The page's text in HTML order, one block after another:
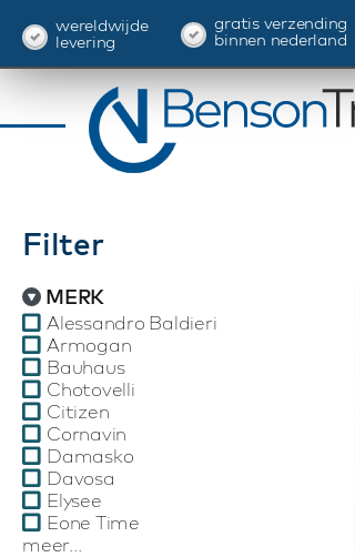
wereldwijde
levering
gratis verzending
binnen nederland
Filter
MERK
Alessandro Baldieri
Armogan
Bauhaus
Chotovelli
Citizen
Cornavin
Damasko
Davosa
Elysee
Eone Time
meer...